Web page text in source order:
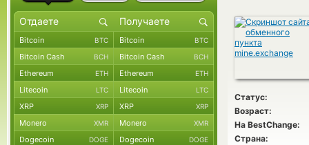
Статус:
Возраст:
На BestChange:
Страна:
Bitcoin BTC Bitcoin BTC
Bitcoin Cash BCH Bitcoin Cash BCH
Ethereum ETH Ethereum ETH
Litecoin LTC Litecoin LTC
XRP XRP XRP XRP
Monero XMR Monero XMR
Dogecoin DOGE Dogecoin DOGE